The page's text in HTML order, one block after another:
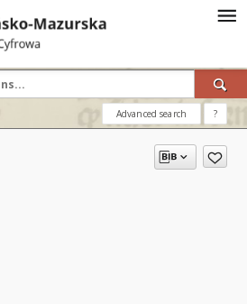
Advanced search ?